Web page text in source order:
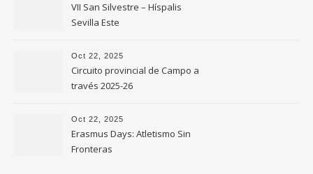
VII San Silvestre – Híspalis
Sevilla Este
Oct 22, 2025
Circuito provincial de Campo a
través 2025-26
Oct 22, 2025
Erasmus Days: Atletismo Sin
Fronteras